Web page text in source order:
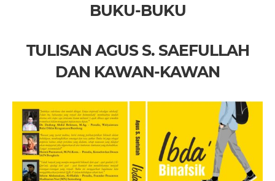
BUKU-BUKU
TULISAN AGUS S. SAEFULLAH
DAN KAWAN-KAWAN